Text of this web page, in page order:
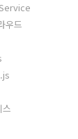
우드